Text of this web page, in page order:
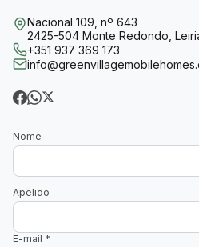
Nacional 109, nº 643
2425-504 Monte Redondo,
+351 937 369 173
Nome
Apelido
E-mail *